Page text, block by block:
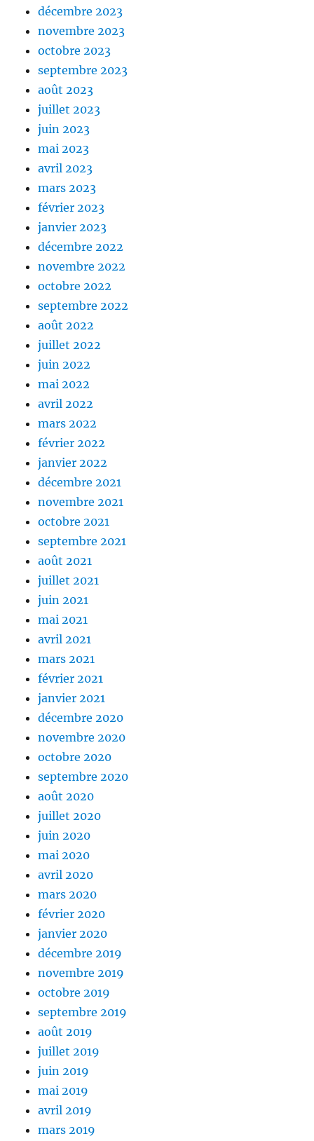
décembre 2023
novembre 2023
octobre 2023
septembre 2023
août 2023
juillet 2023
juin 2023
mai 2023
avril 2023
mars 2023
février 2023
janvier 2023
décembre 2022
novembre 2022
octobre 2022
septembre 2022
août 2022
juillet 2022
juin 2022
mai 2022
avril 2022
mars 2022
février 2022
janvier 2022
décembre 2021
novembre 2021
octobre 2021
septembre 2021
août 2021
juillet 2021
juin 2021
mai 2021
avril 2021
mars 2021
février 2021
janvier 2021
décembre 2020
novembre 2020
octobre 2020
septembre 2020
août 2020
juillet 2020
juin 2020
mai 2020
avril 2020
mars 2020
février 2020
janvier 2020
décembre 2019
novembre 2019
octobre 2019
septembre 2019
août 2019
juillet 2019
juin 2019
mai 2019
avril 2019
mars 2019